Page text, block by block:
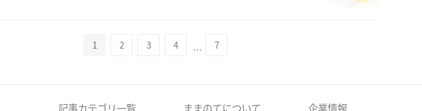
1 2 3 4 … 7
記事カテゴリ一覧 ままのてについて 企業情報